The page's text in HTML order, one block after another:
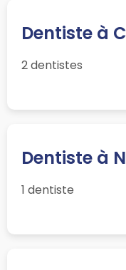
Dentiste à
2 dentistes
Dentiste à
1 dentiste